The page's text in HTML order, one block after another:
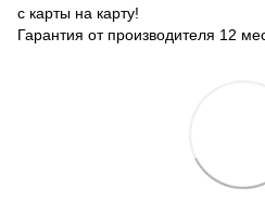
с карты на карту!
Гарантия от производителя 12